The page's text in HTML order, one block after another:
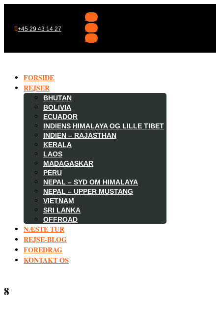
+45 29 43 14 27
Følg
Følg
Følg
FORSIDE
REJSER
BHUTAN
BOLIVIA
ECUADOR
INDIENS HIMALAYA OG LILLE TIBET
INDIEN – RAJASTHAN
KERALA
LAOS
MADAGASKAR
PERU
NEPAL – SYD OM HIMALAYA
NEPAL – UPPER MUSTANG
VIETNAM
SRI LANKA
OFFROAD
NÆSTE TUR
REJSE-BLOG
FOREDRAG
KONTAKT OS
8